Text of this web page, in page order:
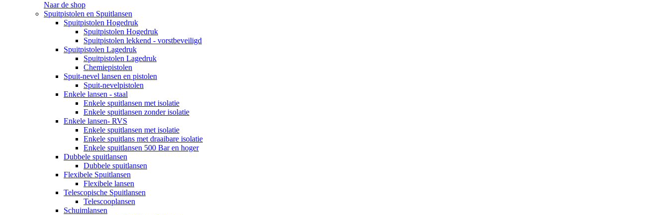
Naar de shop
Spuitpistolen en Spuitlansen
Spuitpistolen Hogedruk
Spuitpistolen Hogedruk
Spuitpistolen lekkend - vorstbeveiligd
Spuitpistolen Lagedruk
Spuitpistolen Lagedruk
Chemiepistolen
Spuit-nevel lansen en pistolen
Spuit-nevelpistolen
Enkele lansen - staal
Enkele spuitlansen met isolatie
Enkele spuitlansen zonder isolatie
Enkele lansen- RVS
Enkele spuitlansen met isolatie
Enkele spuitlans met draaibare isolatie
Enkele spuitlansen 500 Bar en hoger
Dubbele spuitlansen
Dubbele spuitlansen
Flexibele Spuitlansen
Flexibele lansen
Telescopische Spuitlansen
Telescooplansen
Schuimlansen